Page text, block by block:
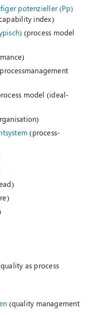
potenzieller (Pp)
index)
(process model
model (ideal-
(process-
as process
(quality management